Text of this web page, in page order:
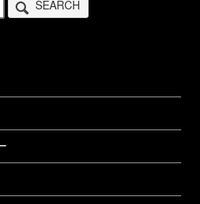
SEARCH